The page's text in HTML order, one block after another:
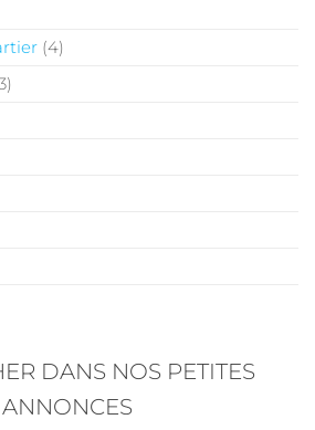
(4)
DANS NOS PETITES
ANNONCES